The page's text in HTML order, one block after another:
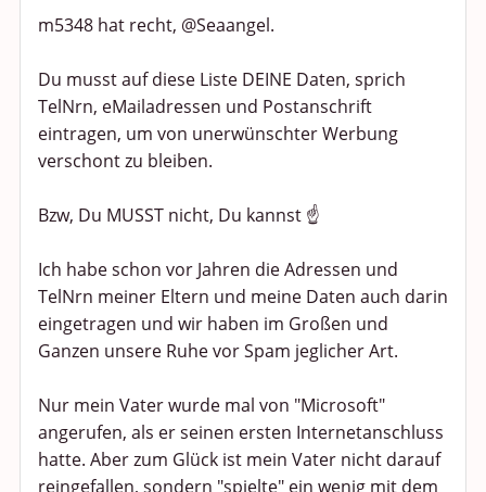
m5348 hat recht, @Seaangel.
Du musst auf diese Liste DEINE Daten, sprich
TelNrn, eMailadressen und Postanschrift
eintragen, um von unerwünschter Werbung
verschont zu bleiben.
Bzw, Du MUSST nicht, Du kannst ☝️
Ich habe schon vor Jahren die Adressen und
TelNrn meiner Eltern und meine Daten auch darin
eingetragen und wir haben im Großen und
Ganzen unsere Ruhe vor Spam jeglicher Art.
Nur mein Vater wurde mal von "Microsoft"
angerufen, als er seinen ersten Internetanschluss
hatte. Aber zum Glück ist mein Vater nicht darauf
reingefallen, sondern "spielte" ein wenig mit dem